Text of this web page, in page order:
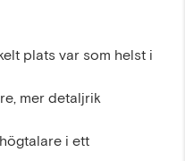
plats var som helst i
mer detaljrik
i ett